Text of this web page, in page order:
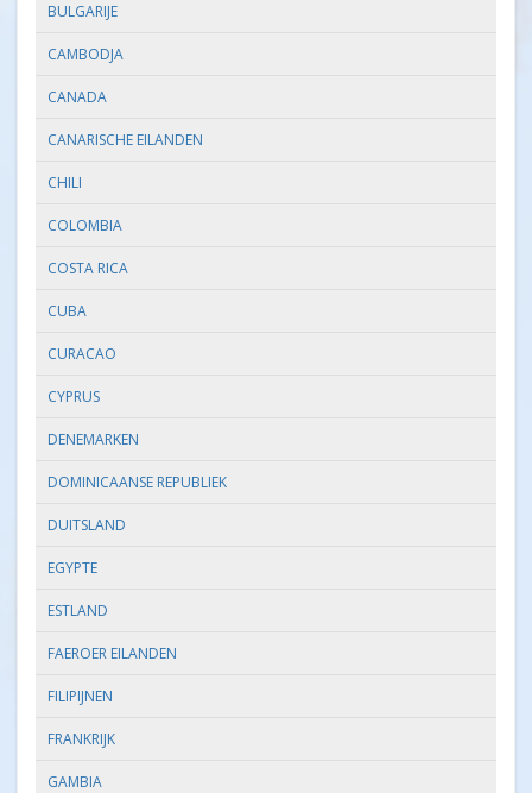
BULGARIJE
CAMBODJA
CANADA
CANARISCHE EILANDEN
CHILI
COLOMBIA
COSTA RICA
CUBA
CURACAO
CYPRUS
DENEMARKEN
DOMINICAANSE REPUBLIEK
DUITSLAND
EGYPTE
ESTLAND
FAEROER EILANDEN
FILIPIJNEN
FRANKRIJK
GAMBIA